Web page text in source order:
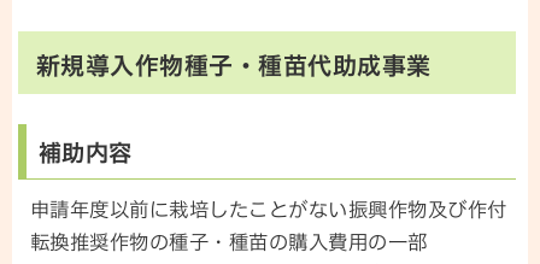
新規導入作物種子・種苗代助成事業
補助内容
申請年度以前に栽培したことがない振興作物及び作付
転換推奨作物の種子・種苗の購入費用の一部